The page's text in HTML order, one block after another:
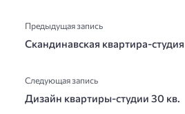
Предыдущая запись
Скандинавская квартира-студия
Следующая запись
Дизайн квартиры-студии 30 кв.